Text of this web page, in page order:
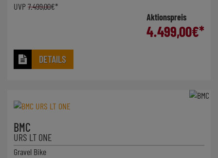
UVP7.499,00€*
Aktionspreis
4.499,00€*
DETAILS
BMC
URS LT ONE
Gravel Bike